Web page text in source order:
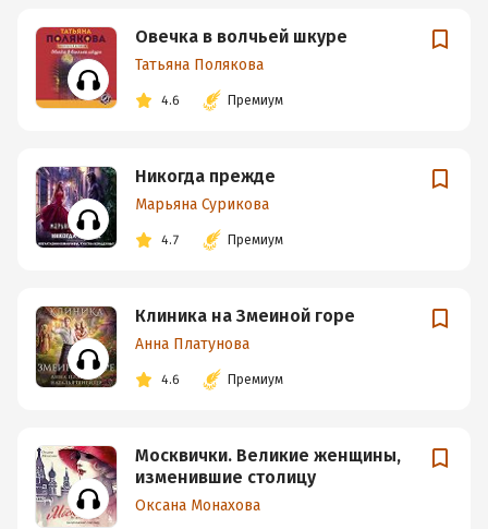
Овечка в волчьей шкуре
Татьяна Полякова
4.6 Премиум
Никогда прежде
Марьяна Сурикова
4.7 Премиум
Клиника на Змеиной горе
Анна Платунова
4.6 Премиум
Москвички. Великие женщины,
изменившие столицу
Оксана Монахова